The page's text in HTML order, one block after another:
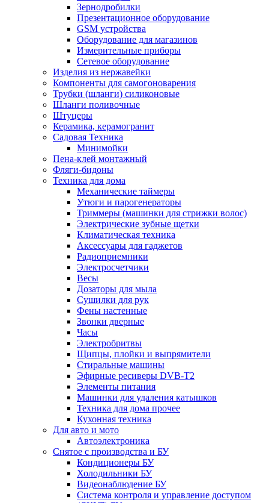
Зернодробилки
Презентационное оборудование
GSM устройства
Оборудование для магазинов
Измерительные приборы
Сетевое оборудование
Изделия из нержавейки
Компоненты для самогоноварения
Трубки (шланги) силиконовые
Шланги поливочные
Штуцеры
Керамика, керамогранит
Садовая Техника
Минимойки
Пена-клей монтажный
Фляги-бидоны
Техника для дома
Механические таймеры
Утюги и парогенераторы
Триммеры (машинки для стрижки волос)
Электрические зубные щетки
Климатическая техника
Аксессуары для гаджетов
Радиоприемники
Электросчетчики
Весы
Дозаторы для мыла
Сушилки для рук
Фены настенные
Звонки дверные
Часы
Электробритвы
Щипцы, плойки и выпрямители
Стиральные машины
Эфирные ресиверы DVB-T2
Элементы питания
Машинки для удаления катышков
Техника для дома прочее
Кухонная техника
Для авто и мото
Автоэлектроника
Снятое с производства и БУ
Кондиционеры БУ
Холодильники БУ
Видеонаблюдение БУ
Система контроля и управление доступом